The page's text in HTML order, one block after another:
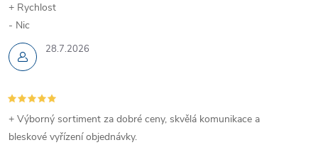
28.7.2026
+ Rychlost
- Nic
+ Výborný sortiment za dobré ceny, skvělá komunikace a
bleskové vyřízení objednávky.